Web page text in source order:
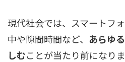
現代社会では、スマートフ
中や隙間時間など、 あらゆ
しむことが当たり前になり